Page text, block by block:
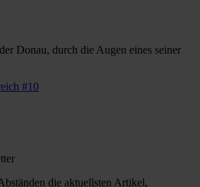
Donau, durch die Augen eines seiner
#10
die aktuellsten Artikel,